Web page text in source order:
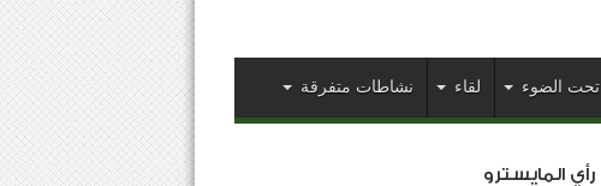
تحت الضوء لقاء نشاطات متفرقة
رأي المايسترو